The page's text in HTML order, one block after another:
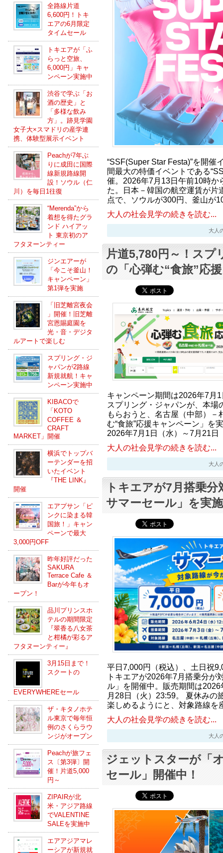
全路線片道
6,600円！トキ
エアの6月限定
タイムセール
トキエアが「ふ
らっと空旅、
6,000円」キャ
ンペーン実施中
渋谷で学ぶ「お
酒の歴史」と
「多様な飲み
方」。跡見学園
女子大×スマドリの産学連
携、体験型展示イベント
Peachが7年ぶ
りに成田に国際
線新規路線開
設！ソウル（仁
川）を毎日1往復
“Merenda”から
着想を得たグラ
ンド ハイアッ
ト 東京初のア
フタヌーンティー
ジンエアーが
「今こそ釜山！
キャンペーン」
第1弾を実施
「旧芝離宮夜会
」開催！旧芝離
宮恩賜庭園を
光・音・デジタ
ルアートで楽しむ
スプリング・ジ
ャパンが2路線
新規就航！キャ
ンペーン実施中
KIBACOで
「KOTO
COFFEE ＆
CRAFT
MARKET」開催
横浜でトップバ
ーテンダーを招
いたイベント
『THE LINK』
開催
エアプサン「ピ
ンクに染まる韓
国旅！」キャン
ペーンで最大
3,000円OFF
昨年好評だった
SAKURA
Terrace Cafe ＆
Barが今年もオ
ープン！
品川プリンスホ
テルの期間限定
『翠香る八女茶
と柑橘が彩るア
フタヌーンティー』
3月15日まで！
スクートの
EVERYWHEREセール
ザ・キタノホテ
ル東京で毎年恒
例のさくらラウ
ンジがオープン
Peachが旅フェ
ス〔第3弾〕開
催！片道5,000
円～
ZIPAIRが北
米・アジア路線
でVALENTINE
SALEを実施中
エアアジアマレ
ーシアが新規就
“SSF(Super Star Festa)”を開催
間最大の特価イベントである
催。2026年7月13日午前10時か
た。日本－韓国の航空運賃が片
点で、ソウルが300円、釜山が
大人の社会見学の続きを読む...
大人
片道5,780円～！スプ
の「心弾む“食旅”応
キャンペーン期間は2026年7月
スプリング・ジャパンが、本場
もらおうと、名古屋（中部）－
む“食旅”応援キャンペーン」を
2026年7月1日（水）～7月21
大人の社会見学の続きを読む...
大人
トキエアが7月搭乗
サマーセール」を実施
平日7,000円（税込）、土日祝
トキエアが2026年7月搭乗分が
ル」を開催中。販売期間は
月28日（火）23:59。 夏休みの
楽しめるようにと、対象路線
大人の社会見学の続きを読む...
大人
ジェットスターが「
セール」開催中！